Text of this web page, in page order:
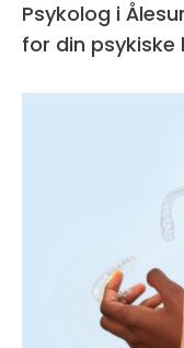
Psykolog i
for din psykiske